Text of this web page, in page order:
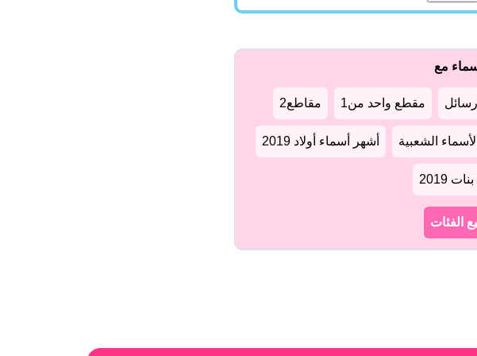
مع
مقطع واحد من1 مقاطع2
الأسماء الشعبية أشهر أسماء أولاد 2019
2019
الفئات